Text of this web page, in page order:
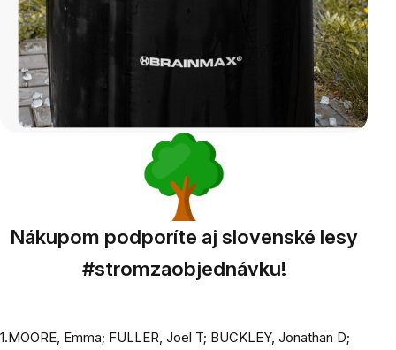
Nákupom podporíte aj slovenské lesy
#stromzaobjednávku!
1.MOORE, Emma; FULLER, Joel T; BUCKLEY, Jonathan D;